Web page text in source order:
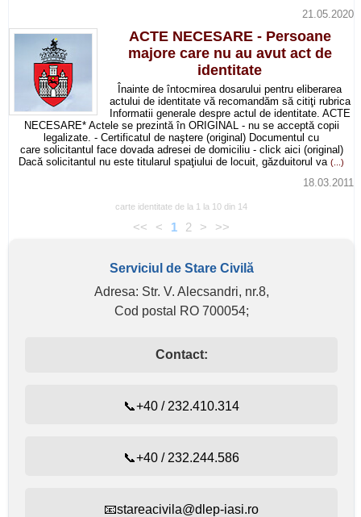
21.05.2020
ACTE NECESARE - Persoane
majore care nu au avut act de
identitate
Înainte de întocmirea dosarului pentru eliberarea
actului de identitate vă recomandăm să citiţi rubrica
Informatii generale despre actul de identitate. ACTE
NECESARE* Actele se prezintă în ORIGINAL - nu se acceptă copii
legalizate. - Certificatul de naştere (original) Documentul cu
care solicitantul face dovada adresei de domiciliu - click aici (original)
Dacă solicitantul nu este titularul spaţiului de locuit, găzduitorul va (...)
18.03.2011
carte identitate de la 1 la 10 din 14
<< < 1 2 > >>
Serviciul de Stare Civilă
Adresa: Str. V. Alecsandri, nr.8,
Cod postal RO 700054;
Contact:
📞+40 / 232.410.314
📞+40 / 232.244.586
📧stareacivila@dlep-iasi.ro